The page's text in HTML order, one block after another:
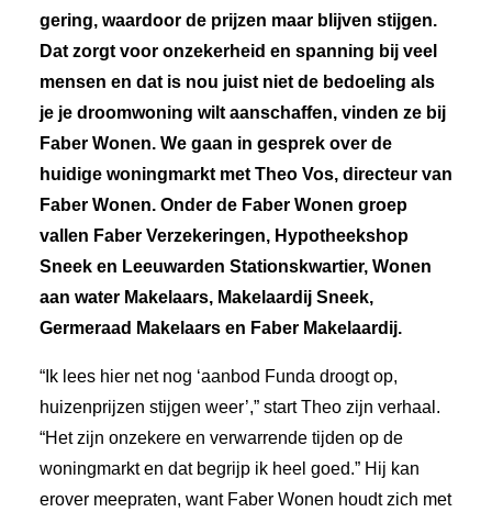
gering, waardoor de prijzen maar blijven stijgen.
Dat zorgt voor onzekerheid en spanning bij veel
mensen en dat is nou juist niet de bedoeling als
je je droomwoning wilt aanschaffen, vinden ze bij
Faber Wonen. We gaan in gesprek over de
huidige woningmarkt met Theo Vos, directeur van
Faber Wonen. Onder de Faber Wonen groep
vallen Faber Verzekeringen, Hypotheekshop
Sneek en Leeuwarden Stationskwartier, Wonen
aan water Makelaars, Makelaardij Sneek,
Germeraad Makelaars en Faber Makelaardij.
“Ik lees hier net nog ‘aanbod Funda droogt op,
huizenprijzen stijgen weer’,” start Theo zijn verhaal.
“Het zijn onzekere en verwarrende tijden op de
woningmarkt en dat begrijp ik heel goed.” Hij kan
erover meepraten, want Faber Wonen houdt zich met